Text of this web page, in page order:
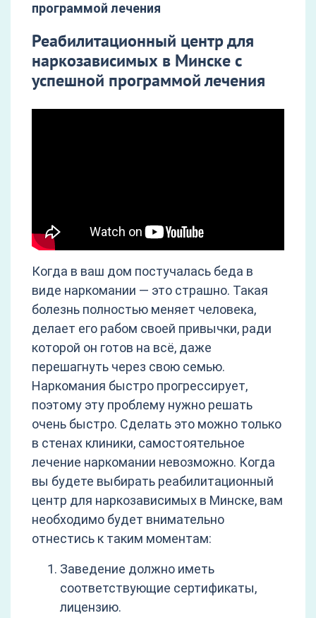
программой лечения
Реабилитационный центр для
наркозависимых в Минске с
успешной программой лечения
Когда в ваш дом постучалась беда в
виде наркомании — это страшно. Такая
болезнь полностью меняет человека,
делает его рабом своей привычки, ради
которой он готов на всё, даже
перешагнуть через свою семью.
Наркомания быстро прогрессирует,
поэтому эту проблему нужно решать
очень быстро. Сделать это можно только
в стенах клиники, самостоятельное
лечение наркомании невозможно. Когда
вы будете выбирать реабилитационный
центр для наркозависимых в Минске, вам
необходимо будет внимательно
отнестись к таким моментам:
Заведение должно иметь
соответствующие сертификаты,
лицензию.